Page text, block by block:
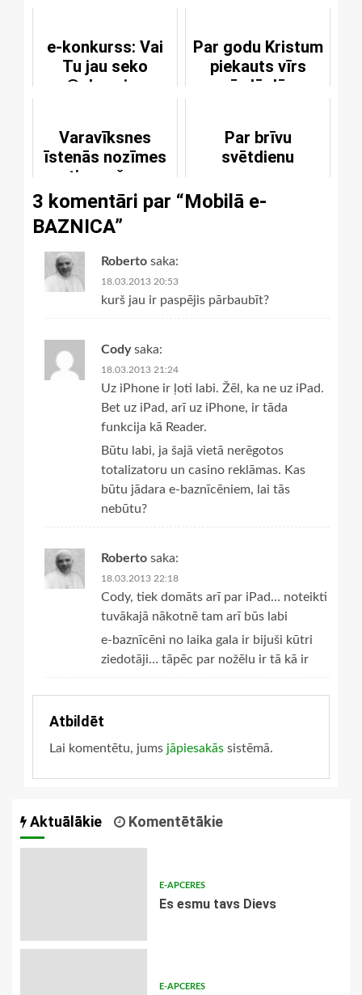
e-konkurss: Vai
Tu jau seko
@ebaznica
Par godu Kristum
piekauts vīrs
uzvārdā Jēzus
Varavīksnes
īstenās nozīmes
atjaunošana
Par brīvu
svētdienu
3 komentāri par “Mobilā e-
BAZNICA”
Roberto saka:
18.03.2013 20:53
kurš jau ir paspējis pārbaubīt?
Cody saka:
18.03.2013 21:24
Uz iPhone ir ļoti labi. Žēl, ka ne uz iPad.
Bet uz iPad, arī uz iPhone, ir tāda
funkcija kā Reader.
Būtu labi, ja šajā vietā nerēgotos
totalizatoru un casino reklāmas. Kas
būtu jādara e-baznīcēniem, lai tās
nebūtu?
Roberto saka:
18.03.2013 22:18
Cody, tiek domāts arī par iPad… noteikti
tuvākajā nākotnē tam arī būs labi
e-baznīcēni no laika gala ir bijuši kūtri
ziedotāji… tāpēc par nožēlu ir tā kā ir
Atbildēt
Lai komentētu, jums jāpiesakās sistēmā.
Aktuālākie Komentētākie
E-APCERES
Es esmu tavs Dievs
E-APCERES